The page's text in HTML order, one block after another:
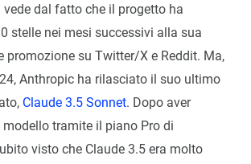
vede dal fatto che il progetto ha
stelle nei mesi successivi alla sua
promozione su Twitter/X e Reddit. Ma,
Anthropic ha rilasciato il suo ultimo
Claude 3.5 Sonnet. Dopo aver
tramite il piano Pro di
visto che Claude 3.5 era molto